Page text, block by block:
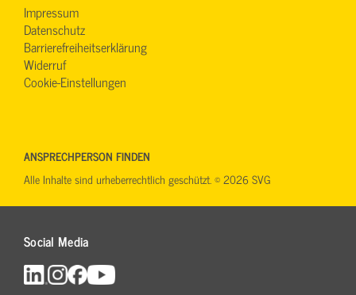
Impressum
Datenschutz
Barrierefreiheitserklärung
Widerruf
Cookie-Einstellungen
Social Media
ANSPRECHPERSON FINDEN
Alle Inhalte sind urheberrechtlich geschützt. © 2026 SVG